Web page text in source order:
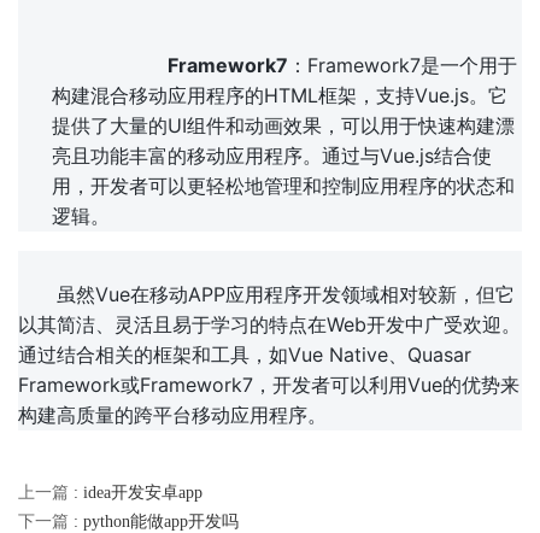
Framework7 ：Framework7是一个用于
构建混合移动应用程序的HTML框架，支持Vue.js。它
提供了大量的UI组件和动画效果，可以用于快速构建漂
亮且功能丰富的移动应用程序。通过与Vue.js结合使
用，开发者可以更轻松地管理和控制应用程序的状态和
逻辑。
虽然Vue在移动APP应用程序开发领域相对较新，但它
以其简洁、灵活且易于学习的特点在Web开发中广受欢迎。
通过结合相关的框架和工具，如Vue Native、Quasar
Framework或Framework7，开发者可以利用Vue的优势来
构建高质量的跨平台移动应用程序。
上一篇 : idea开发安卓app
下一篇 : python能做app开发吗